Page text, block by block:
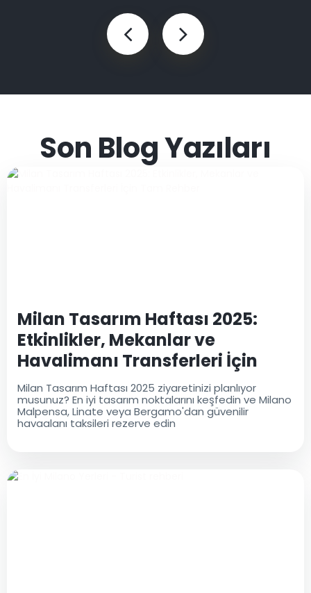
Son Blog Yazıları
Milan Tasarım Haftası 2025:
Etkinlikler, Mekanlar ve
Havalimanı Transferleri İçin
Tam Rehber
Milan Tasarım Haftası 2025 ziyaretinizi planlıyor
musunuz? En iyi tasarım noktalarını keşfedin ve Milano
Malpensa, Linate veya Bergamo'dan güvenilir
havaalanı taksileri rezerve edin